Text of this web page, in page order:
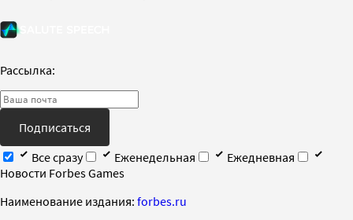
Рассылка:
Подписаться
Все сразу
Еженедельная
Ежедневная
Новости Forbes Games
Наименование издания: forbes.ru